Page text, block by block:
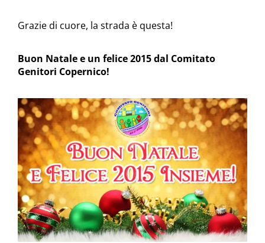
Grazie di cuore, la strada è questa!
Buon Natale e un felice 2015 dal Comitato
Genitori Copernico!